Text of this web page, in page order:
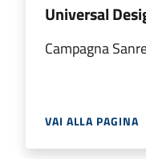
Universal
Campagna
VAI ALLA PAGINA